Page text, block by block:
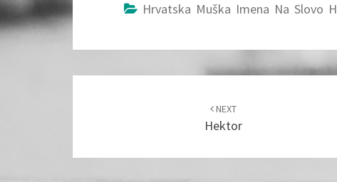
Hrvatska Muška Imena Na Slovo H
NEXT
Hektor